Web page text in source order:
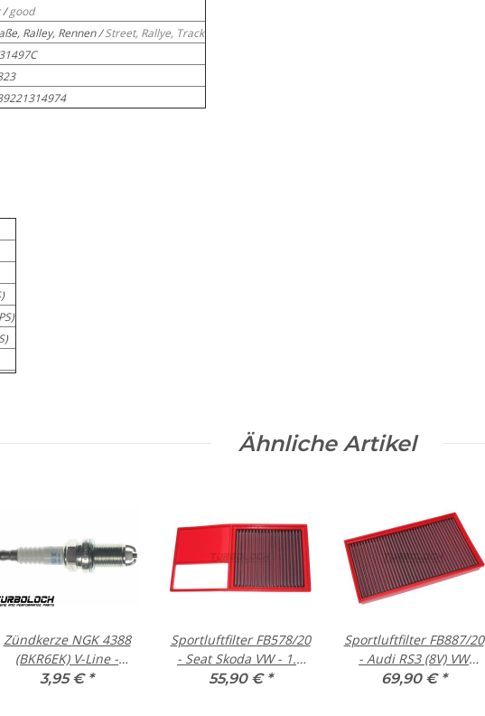
/good
Ralley, Rennen /Street, Rallye, Track
Ähnliche Artikel
Zündkerze NGK 4388
(BKR6EK) V-Line -
Alpina / BMW / Porsche
3,95 € *
Sportluftfilter FB578/20
- Seat Skoda VW - 1.4
16V
55,90 € *
Sportluftfilter FB887/20
- Audi RS3 (8V) VW
Passat (B8 3G) TDI Bi-
69,90 € *